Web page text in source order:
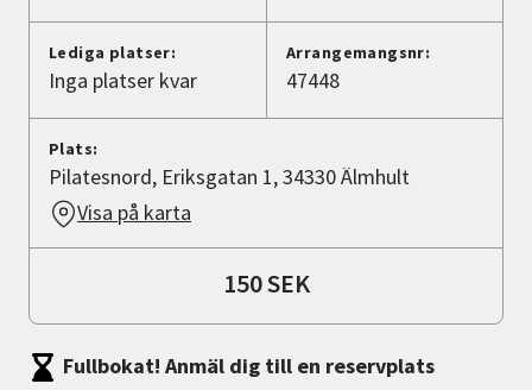
Lediga platser:
Inga platser kvar
Arrangemangsnr:
47448
Plats:
Pilatesnord, Eriksgatan 1, 34330 Älmhult
Visa på karta
150 SEK
Fullbokat! Anmäl dig till en reservplats